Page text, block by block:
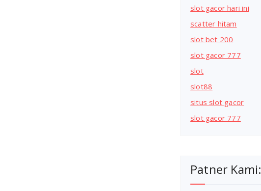
slot gacor hari ini
scatter hitam
slot bet 200
slot gacor 777
slot
slot88
situs slot gacor
slot gacor 777
Patner Kami: